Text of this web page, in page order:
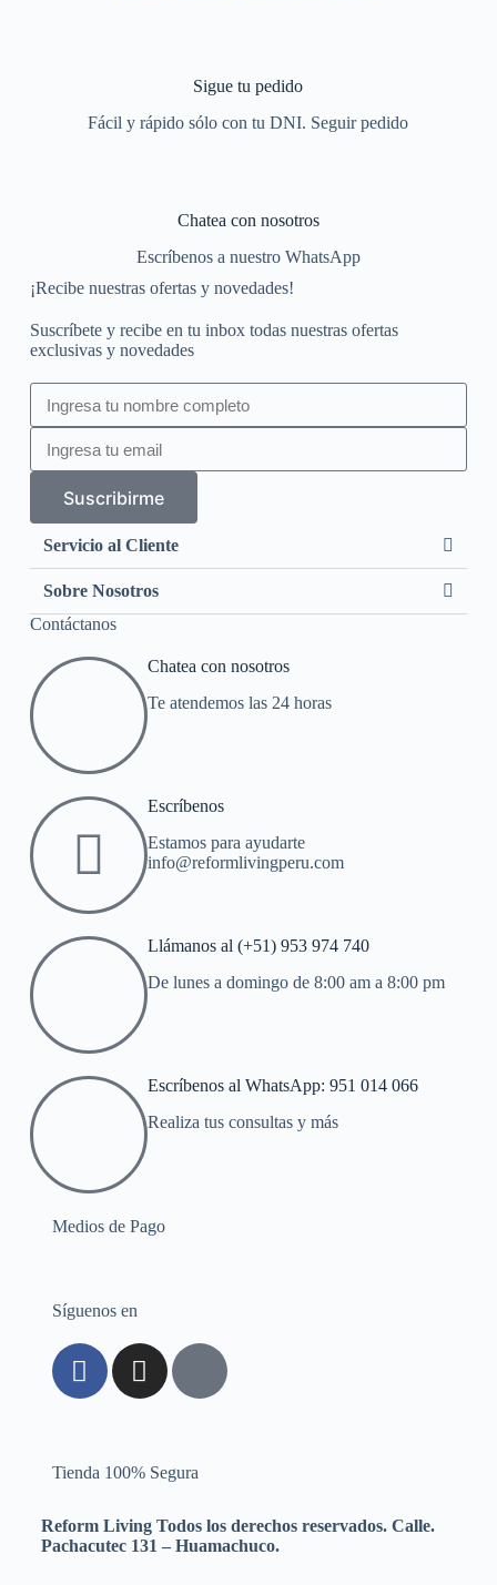
Sigue tu pedido
Fácil y rápido sólo con tu DNI. Seguir pedido
Chatea con nosotros
Escríbenos a nuestro WhatsApp
¡Recibe nuestras ofertas y novedades!
Suscríbete y recibe en tu inbox todas nuestras ofertas
exclusivas y novedades
Suscribirme
Servicio al Cliente
Sobre Nosotros
Contáctanos
Chatea con nosotros
Te atendemos las 24 horas
Escríbenos
Estamos para ayudarte
info@reformlivingperu.com
Llámanos al (+51) 953 974 740
De lunes a domingo de 8:00 am a 8:00 pm
Escríbenos al WhatsApp: 951 014 066
Realiza tus consultas y más
Medios de Pago
Síguenos en
Tienda 100% Segura
Reform Living Todos los derechos reservados. Calle.
Pachacutec 131 – Huamachuco.